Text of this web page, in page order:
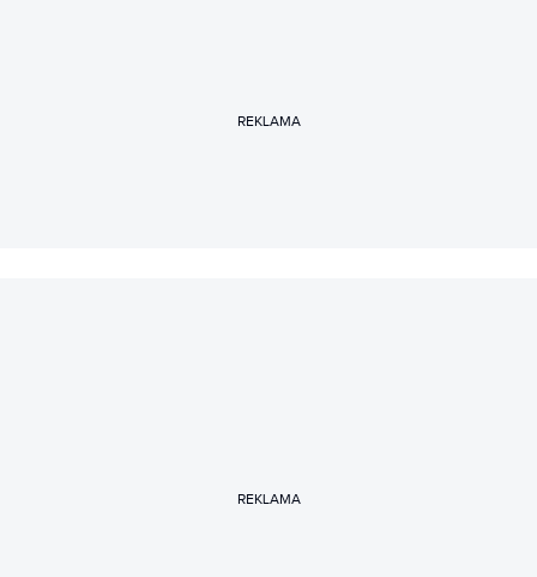
REKLAMA
REKLAMA